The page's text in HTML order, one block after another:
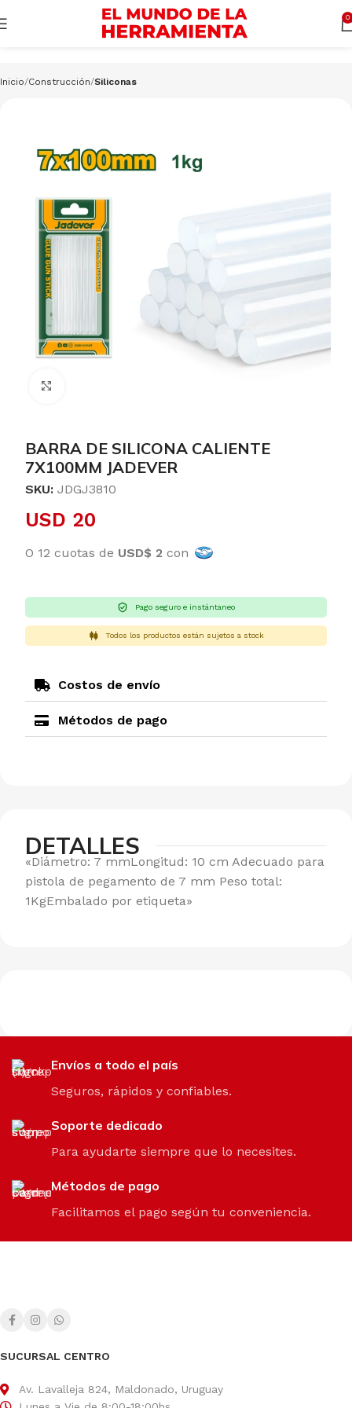
0
Inicio Construcción Siliconas
BARRA DE SILICONA CALIENTE
7X100MM JADEVER
SKU: JDGJ3810
USD 20
O 12 cuotas de USD$ 2 con
Pago seguro e instántaneo
Todos los productos están sujetos a stock
Costos de envío
Métodos de pago
DETALLES
«Diámetro: 7 mmLongitud: 10 cm Adecuado para
pistola de pegamento de 7 mm Peso total:
1KgEmbalado por etiqueta»
Envíos a todo el país
Seguros, rápidos y confiables.
Soporte dedicado
Para ayudarte siempre que lo necesites.
Métodos de pago
Facilitamos el pago según tu conveniencia.
SUCURSAL CENTRO
Av. Lavalleja 824, Maldonado, Uruguay
Cargando productos… CONSULTAR